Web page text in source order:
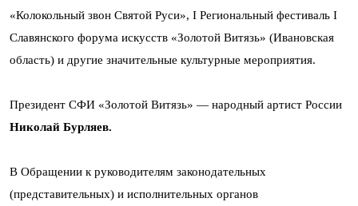
«Колокольный звон Святой Руси», I Региональный фестиваль I
Славянского форума искусств «Золотой Витязь» (Ивановская
область) и другие значительные культурные мероприятия.
Президент СФИ «Золотой Витязь» — народный артист России
Николай Бурляев.
В Обращении к руководителям законодательных
(представительных) и исполнительных органов